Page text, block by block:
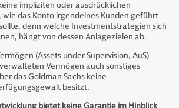
impliziten oder ausdrücklichen
das Konto irgendeines Kunden geführt
denn welche Investmentstrategien sich
hängt von dessen Anlagezielen ab.
(Assets under Supervision, AuS)
Vermögen auch sonstiges
das Goldman Sachs keine
besitzt.